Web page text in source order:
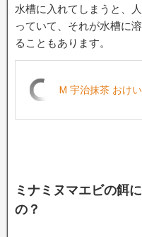
水槽に入れてしまうと、
っていて、それが水槽に
ることもあります。
M 宇治抹茶 おけ
ミナミヌマエビの餌
の？